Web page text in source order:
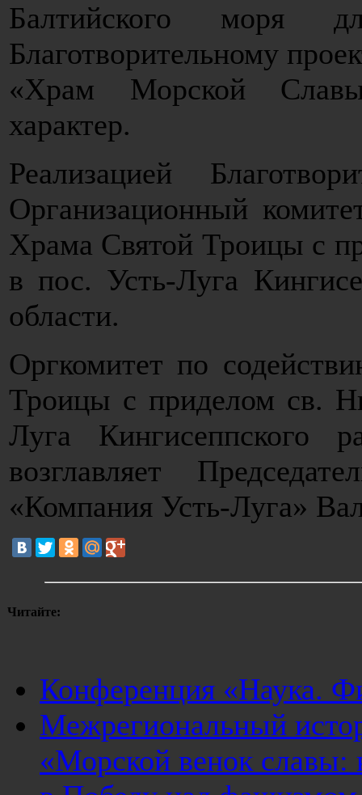
Балтийского моря
Благотворительному
«Храм Морской
характер.
Реализацией
Организационный
Храма Святой Троицы с
в пос. Усть-Луга
области.
Оргкомитет по
Троицы с приделом св.
Луга Кингисеппского
возглавляет
«Компания Усть-Луга»
Читайте:
Конференция «Наука.
Межрегиональный
«Морской венок славы: